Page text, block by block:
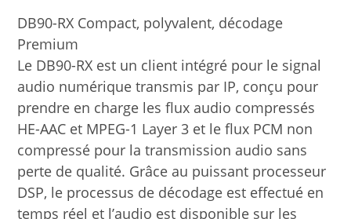
DB90-RX Compact, polyvalent, décodage
Premium
Le DB90-RX est un client intégré pour le signal
audio numérique transmis par IP, conçu pour
prendre en charge les flux audio compressés
HE-AAC et MPEG-1 Layer 3 et le flux PCM non
compressé pour la transmission audio sans
perte de qualité. Grâce au puissant processeur
DSP, le processus de décodage est effectué en
temps réel et l’audio est disponible sur les